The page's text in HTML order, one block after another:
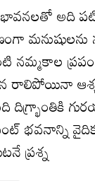
అది
మనుషులను
రాలిపోయినా
భవనాన్ని
ప్రశ్న